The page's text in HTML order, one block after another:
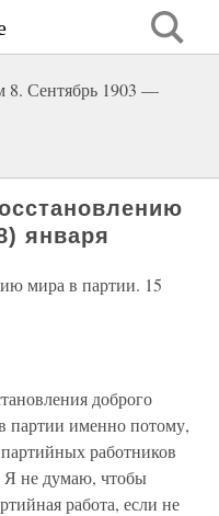
8. Сентябрь 1903 —
января
мира в партии. 15
доброго
партии именно потому,
работников
Я не думаю, чтобы
работа, если не